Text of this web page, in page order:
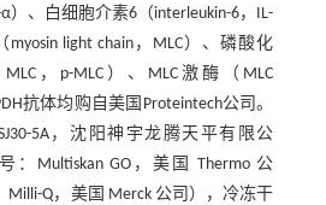
α）、白细胞介素6（interleukin-6，IL-
light chain，MLC）、磷酸化
MLC，p-MLC）、MLC激酶（MLC
抗体均购自美国Proteintech公司。
5A，沈阳神宇龙腾天平有限公
Multiskan GO，美国 Thermo 公
Milli-Q，美国 Merck 公司），冷冻干